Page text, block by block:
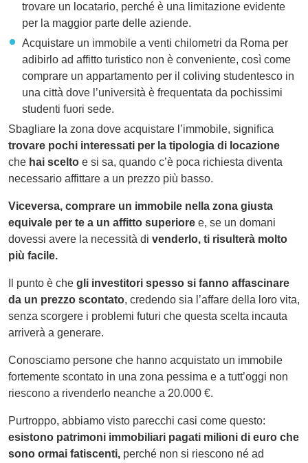
trovare un locatario, perché è una limitazione evidente
per la maggior parte delle aziende.
Acquistare un immobile a venti chilometri da Roma per
adibirlo ad affitto turistico non è conveniente, così come
comprare un appartamento per il coliving studentesco in
una città dove l’università è frequentata da pochissimi
studenti fuori sede.
Sbagliare la zona dove acquistare l’immobile, significa
trovare pochi interessati per la tipologia di locazione
che hai scelto e si sa, quando c’è poca richiesta diventa
necessario affittare a un prezzo più basso.
Viceversa, comprare un immobile nella zona giusta
equivale per te a un affitto superiore e, se un domani
dovessi avere la necessità di venderlo, ti risulterà molto
più facile.
Il punto è che gli investitori spesso si fanno affascinare
da un prezzo scontato, credendo sia l’affare della loro vita,
senza scorgere i problemi futuri che questa scelta incauta
arriverà a generare.
Conosciamo persone che hanno acquistato un immobile
fortemente scontato in una zona pessima e a tutt’oggi non
riescono a rivenderlo neanche a 20.000 €.
Purtroppo, abbiamo visto parecchi casi come questo:
esistono patrimoni immobiliari pagati milioni di euro che
sono ormai fatiscenti, perché non si riescono né ad